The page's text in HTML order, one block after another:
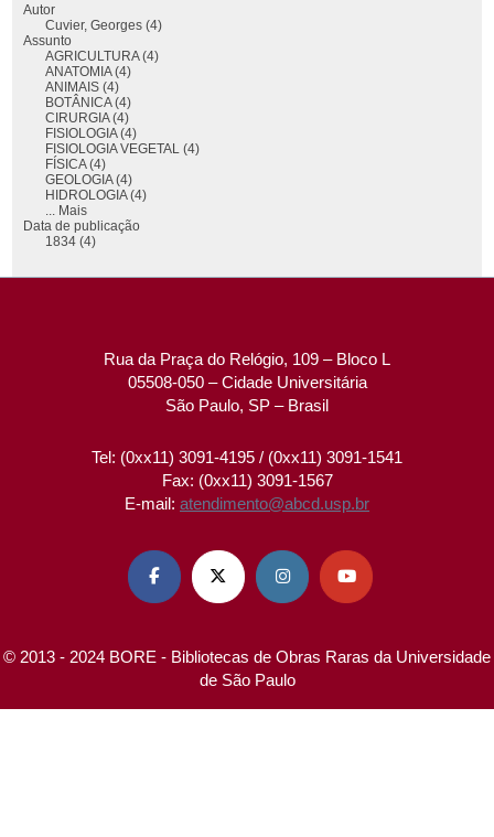
Autor
Cuvier, Georges (4)
Assunto
AGRICULTURA (4)
ANATOMIA (4)
ANIMAIS (4)
BOTÂNICA (4)
CIRURGIA (4)
FISIOLOGIA (4)
FISIOLOGIA VEGETAL (4)
FÍSICA (4)
GEOLOGIA (4)
HIDROLOGIA (4)
... Mais
Data de publicação
1834 (4)
Rua da Praça do Relógio, 109 – Bloco L
05508-050 – Cidade Universitária
São Paulo, SP – Brasil
Tel: (0xx11) 3091-4195 / (0xx11) 3091-1541
Fax: (0xx11) 3091-1567
E-mail: atendimento@abcd.usp.br
   
© 2013 - 2024 BORE - Bibliotecas de Obras Raras da Universidade
de São Paulo